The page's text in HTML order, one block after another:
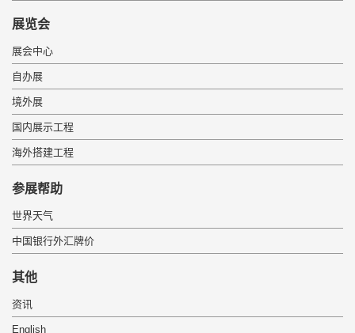
展览会
展会中心
自办展
境外展
国内展示工程
海外搭建工程
参展帮助
世界天气
中国银行外汇牌价
其他
资讯
English